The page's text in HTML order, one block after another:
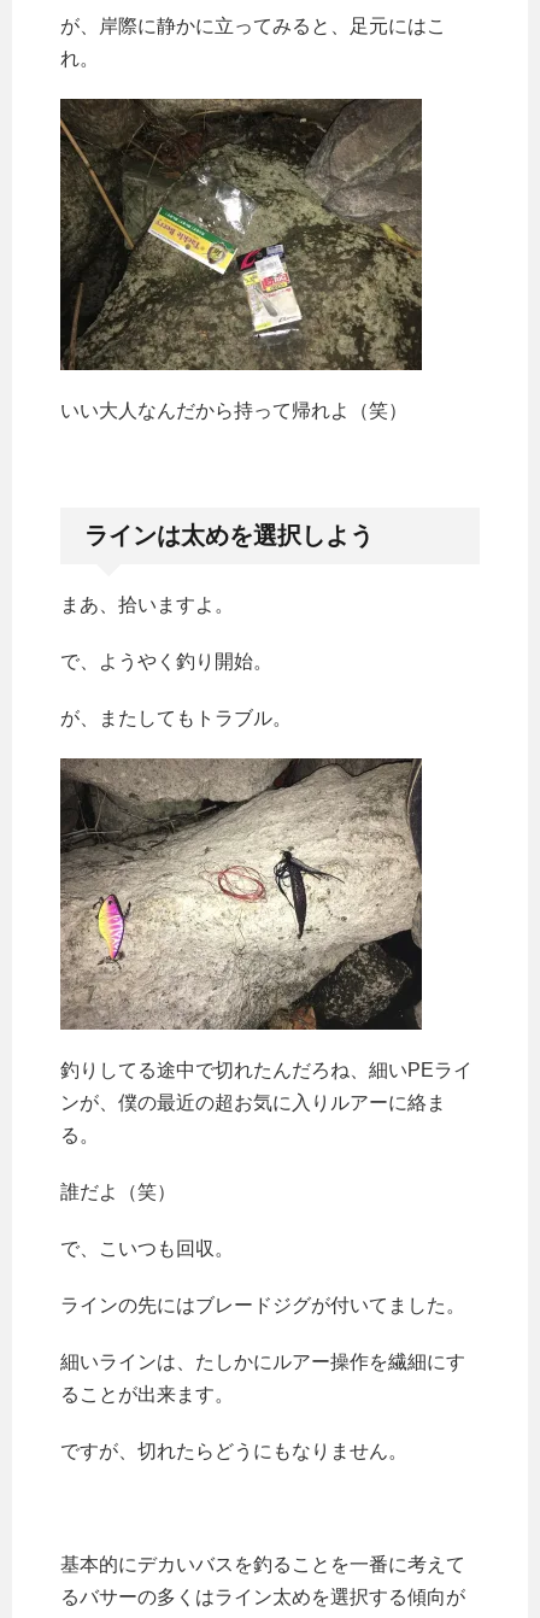
が、岸際に静かに立ってみると、足元にはこ
れ。
いい大人なんだから持って帰れよ（笑）
ラインは太めを選択しよう
まあ、拾いますよ。
で、ようやく釣り開始。
が、またしてもトラブル。
釣りしてる途中で切れたんだろね、細いPEライ
ンが、僕の最近の超お気に入りルアーに絡ま
る。
誰だよ（笑）
で、こいつも回収。
ラインの先にはブレードジグが付いてました。
細いラインは、たしかにルアー操作を繊細にす
ることが出来ます。
ですが、切れたらどうにもなりません。
基本的にデカいバスを釣ることを一番に考えて
るバサーの多くはライン太めを選択する傾向が